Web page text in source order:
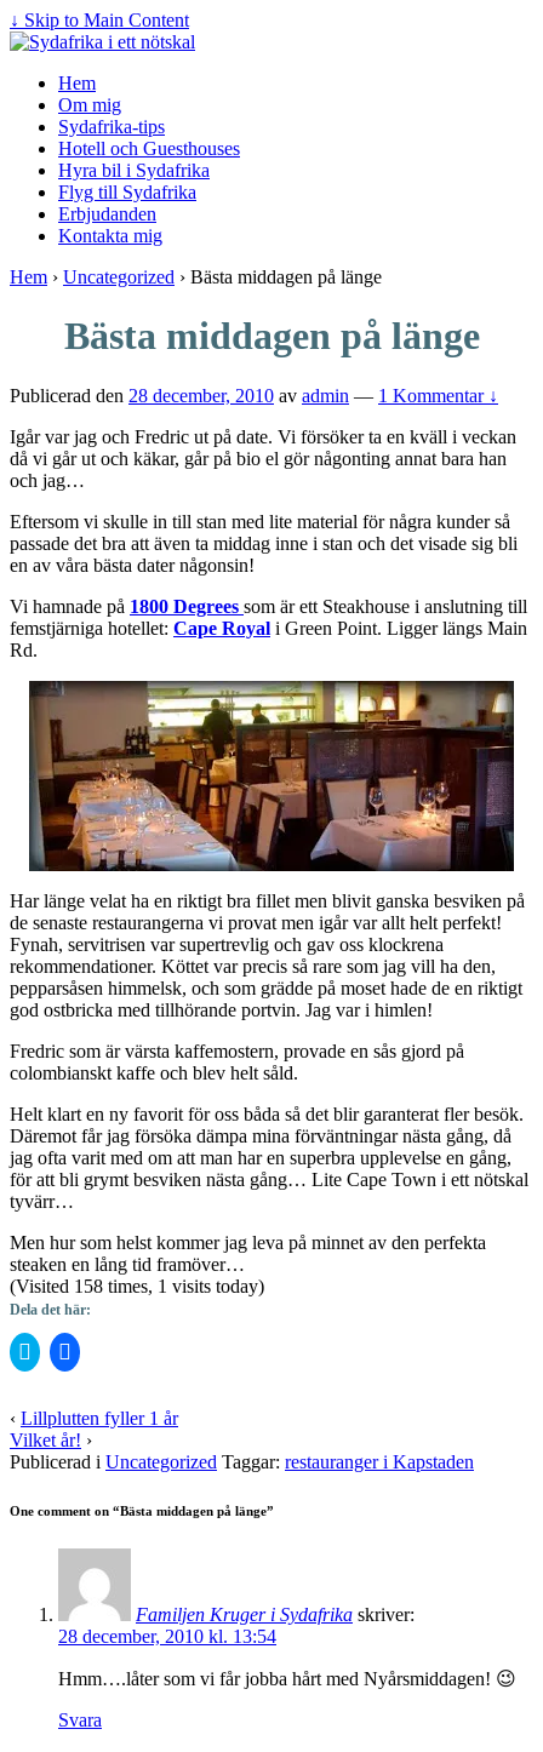
↓ Skip to Main Content
Hem
Om mig
Sydafrika-tips
Hotell och Guesthouses
Hyra bil i Sydafrika
Flyg till Sydafrika
Erbjudanden
Kontakta mig
Hem › Uncategorized › Bästa middagen på länge
Bästa middagen på länge
Publicerad den 28 december, 2010 av admin — 1 Kommentar ↓
Igår var jag och Fredric ut på date. Vi försöker ta en kväll i veckan
då vi går ut och käkar, går på bio el gör någonting annat bara han
och jag…
Eftersom vi skulle in till stan med lite material för några kunder så
passade det bra att även ta middag inne i stan och det visade sig bli
en av våra bästa dater någonsin!
Vi hamnade på 1800 Degrees som är ett Steakhouse i anslutning till
femstjärniga hotellet: Cape Royal i Green Point. Ligger längs Main
Rd.
Har länge velat ha en riktigt bra fillet men blivit ganska besviken på
de senaste restaurangerna vi provat men igår var allt helt perfekt!
Fynah, servitrisen var supertrevlig och gav oss klockrena
rekommendationer. Köttet var precis så rare som jag vill ha den,
pepparsåsen himmelsk, och som grädde på moset hade de en riktigt
god ostbricka med tillhörande portvin. Jag var i himlen!
Fredric som är värsta kaffemostern, provade en sås gjord på
colombianskt kaffe och blev helt såld.
Helt klart en ny favorit för oss båda så det blir garanterat fler besök.
Däremot får jag försöka dämpa mina förväntningar nästa gång, då
jag ofta varit med om att man har en superbra upplevelse en gång,
för att bli grymt besviken nästa gång… Lite Cape Town i ett nötskal
tyvärr…
Men hur som helst kommer jag leva på minnet av den perfekta
steaken en lång tid framöver…
(Visited 158 times, 1 visits today)
Dela det här:
Klicka
för
på
Twitter
(Öppnas
i
ett
fönster)
Klicka
för
på
Facebook
(Öppnas
i
ett
fönster)
‹ Lillplutten fyller 1 år
Vilket år! ›
Publicerad i Uncategorized Taggar: restauranger i Kapstaden
One comment on “Bästa middagen på länge”
Familjen Kruger i Sydafrika skriver:
28 december, 2010 kl. 13:54
Hmm….låter som vi får jobba hårt med Nyårsmiddagen! 😉
Svara